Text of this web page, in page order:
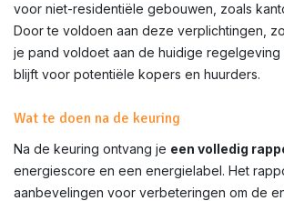
voor niet-residentiële gebouwen, zoals
Door te voldoen aan deze verplichtingen,
je pand voldoet aan de huidige regelgeving
blijft voor potentiële kopers en huurders.
Wat te doen na de keuring
Na de keuring ontvang je een volledig
energiescore en een energielabel. Het
aanbevelingen voor verbeteringen om de